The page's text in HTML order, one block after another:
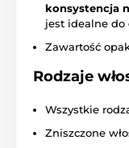
konsystencja
jest idealne do
Zawartość
Rodzaje
Wszystkie
Zniszczone